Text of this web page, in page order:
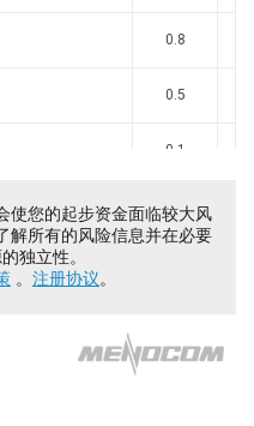
使您的起步资金面临较大风
解所有的风险信息并在必要
独立性。
。 注册协议。